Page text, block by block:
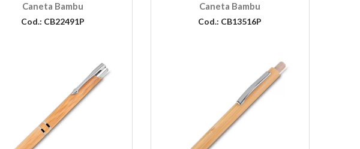
Caneta Bambu
Cod.: CB22491P
Caneta Bambu
Cod.: CB13516P